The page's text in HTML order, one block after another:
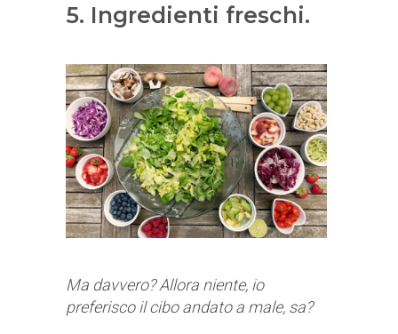
5. Ingredienti freschi.
Ma davvero? Allora niente, io
preferisco il cibo andato a male, sa?